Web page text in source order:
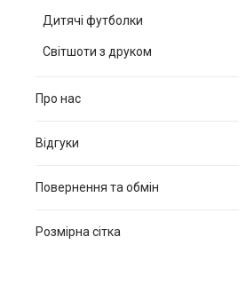
Дитячі футболки
Світшоти з друком
Про нас
Відгуки
Повернення та обмін
Розмірна сітка